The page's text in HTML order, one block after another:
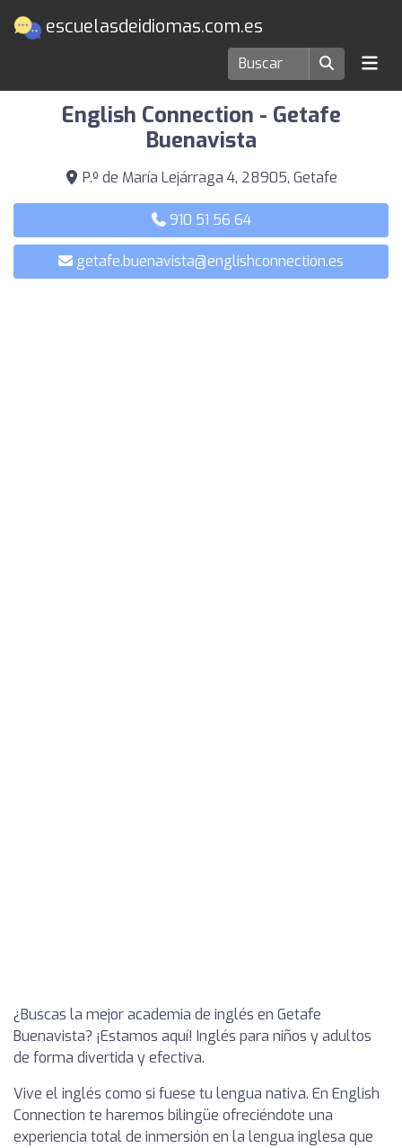
escuelasdeidiomas.com.es
Escuelas de idiomas en Getafe
English Connection - Getafe
Buenavista
P.º de María Lejárraga 4, 28905, Getafe
910 51 56 64
getafe.buenavista@englishconnection.es
¿Buscas la mejor academia de inglés en Getafe
Buenavista? ¡Estamos aquí! Inglés para niños y adultos
de forma divertida y efectiva.
Vive el inglés como si fuese tu lengua nativa. En English
Connection te haremos bilingüe ofreciéndote una
experiencia total de inmersión en la lengua inglesa que